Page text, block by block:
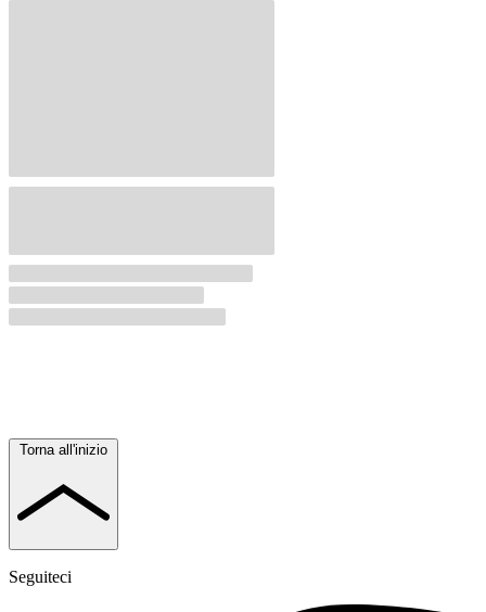
Torna all'inizio
Seguiteci